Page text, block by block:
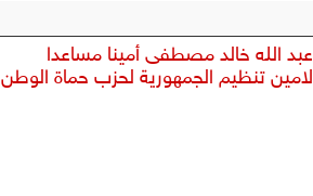
عبد الله خالد مصطفى أمينا مساعدا
لامين تنظيم الجمهورية لحزب حماة الوطن